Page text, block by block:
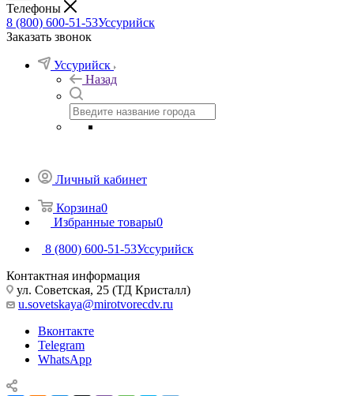
Телефоны
8 (800) 600-51-53Уссурийск
Заказать звонок
Уссурийск
Назад
Личный кабинет
Корзина0
Избранные товары0
8 (800) 600-51-53Уссурийск
Контактная информация
ул. Советская, 25 (ТД Кристалл)
u.sovetskaya@mirotvorecdv.ru
Вконтакте
Telegram
WhatsApp